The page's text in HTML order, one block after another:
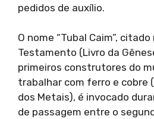
pedidos de auxílio.
O nome “Tubal Caim”,
Testamento (Livro da
primeiros construtores do
trabalhar com ferro e cobre
dos Metais), é invocado
de passagem entre o